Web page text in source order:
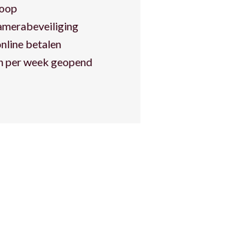
betalen
per week geopend